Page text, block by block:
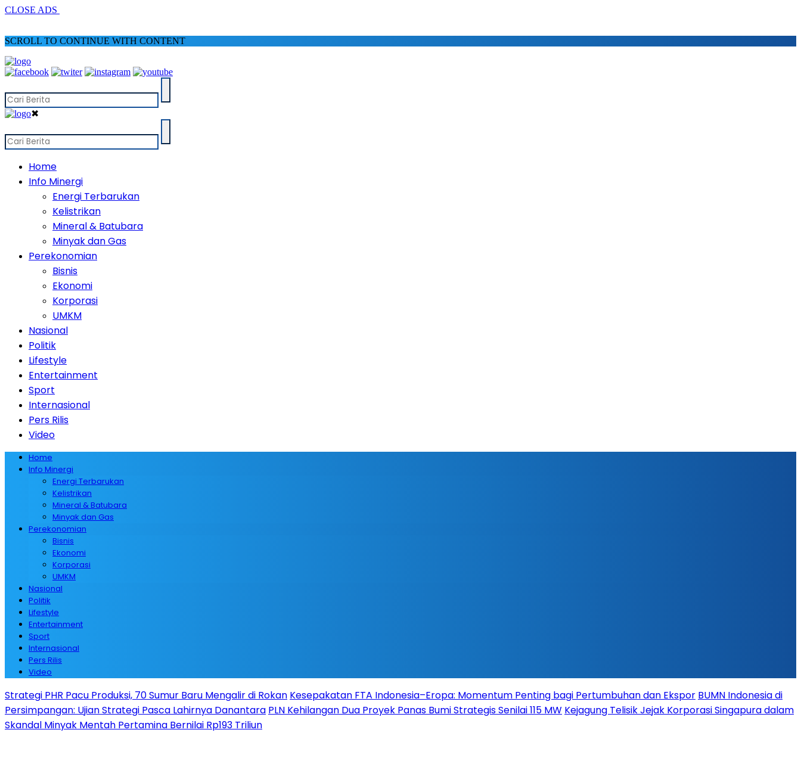
CLOSE ADS
SCROLL TO CONTINUE WITH CONTENT
✖
Home
Info Minergi
Energi Terbarukan
Kelistrikan
Mineral & Batubara
Minyak dan Gas
Perekonomian
Bisnis
Ekonomi
Korporasi
UMKM
Nasional
Politik
Lifestyle
Entertainment
Sport
Internasional
Pers Rilis
Video
Home
Info Minergi
Energi Terbarukan
Kelistrikan
Mineral & Batubara
Minyak dan Gas
Perekonomian
Bisnis
Ekonomi
Korporasi
UMKM
Nasional
Politik
Lifestyle
Entertainment
Sport
Internasional
Pers Rilis
Video
Strategi PHR Pacu Produksi, 70 Sumur Baru Mengalir di Rokan Kesepakatan FTA Indonesia–Eropa: Momentum Penting bagi Pertumbuhan dan Ekspor BUMN Indonesia di
Persimpangan: Ujian Strategi Pasca Lahirnya Danantara PLN Kehilangan Dua Proyek Panas Bumi Strategis Senilai 115 MW Kejagung Telisik Jejak Korporasi Singapura dalam
Skandal Minyak Mentah Pertamina Bernilai Rp193 Triliun